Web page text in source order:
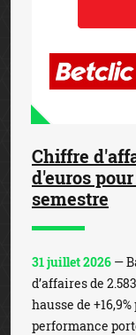
Chiffre
d'euros
semestre
31 juillet 2026 —
d’affaires de
hausse de
performance